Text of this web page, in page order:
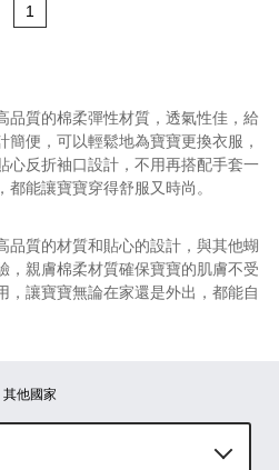
1
品質的棉柔彈性材質，透氣性佳，給
便，可以輕鬆地為寶寶更換衣服，
心反折袖口設計，不用再搭配手套一
都能讓寶寶穿得舒服又時尚。
品質的材質和貼心的設計，與其他蝴
， 親膚棉柔材質確保寶寶的肌膚不受
，讓寶寶無論在家還是外出，都能自
其他國家